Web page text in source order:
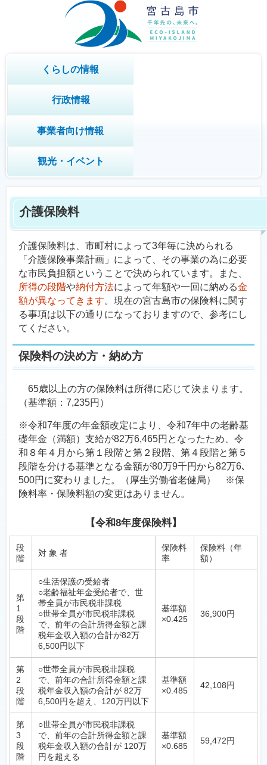
くらしの情報
行政情報
事業者向け情報
観光・イベント
介護保険料
介護保険料は、市町村によって3年毎に決められる
「介護保険事業計画」によって、その事業の為に必要
な市民負担額ということで決められています。また、
所得の段階や納付方法によって年額や一回に納める金
額が異なってきます。現在の宮古島市の保険料に関す
る事項は以下の通りになっておりますので、参考にし
てください。
保険料の決め方・納め方
65歳以上の方の保険料は所得に応じて決まります。
（基準額：7,235円）
※令和7年度の年金額改定により、令和7年中の老齢基
礎年金（満額）支給が82万6,465円となったため、令
和８年４月から第１段階と第２段階、第４段階と第５
段階を分ける基準となる金額が80万9千円から82万6､
500円に変わりました。（厚生労働省老健局） ※保
険料率・保険料額の変更はありません。
【令和8年度保険料】
段
階
対 象 者
保険料
率
保険料（年
額）
第
1
段
階
○生活保護の受給者
○老齢福祉年金受給者で、世
帯全員が市民税非課税
○世帯全員が市民税非課税
で、前年の合計所得金額と課
税年金収入額の合計が82万
6,500円以下
基準額
×0.425
36,900円
第
2
段
階
○世帯全員が市民税非課税
で、前年の合計所得金額と課
税年金収入額の合計が 82万
6,500円を超え、120万円以下
基準額
×0.485
42,108円
第
3
段
階
○世帯全員が市民税非課税
で、前年の合計所得金額と課
税年金収入額の合計が 120万
円を超える
基準額
×0.685
59,472円